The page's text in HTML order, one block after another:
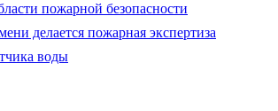
пожарной безопасности
делается пожарная экспертиза
воды